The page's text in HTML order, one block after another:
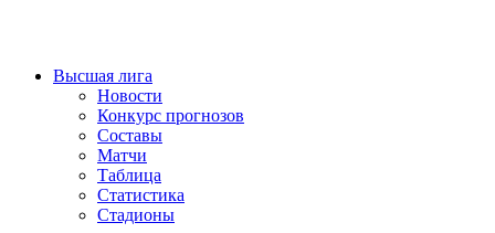
Высшая лига
Новости
Конкурс прогнозов
Составы
Матчи
Таблица
Статистика
Стадионы